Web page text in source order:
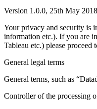
Version 1.0.0, 25th May 2018
Your privacy and security is
information etc.). If you are
Tableau etc.) please proceed
General legal terms
General terms, such as
Controller of the processing